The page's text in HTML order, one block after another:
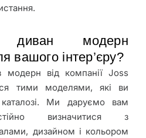
модерн
вашого інтер’єру?
модерн від компанії Joss
тими моделями, які ви
Ми даруємо вам
визначитися з
дизайном і кольором